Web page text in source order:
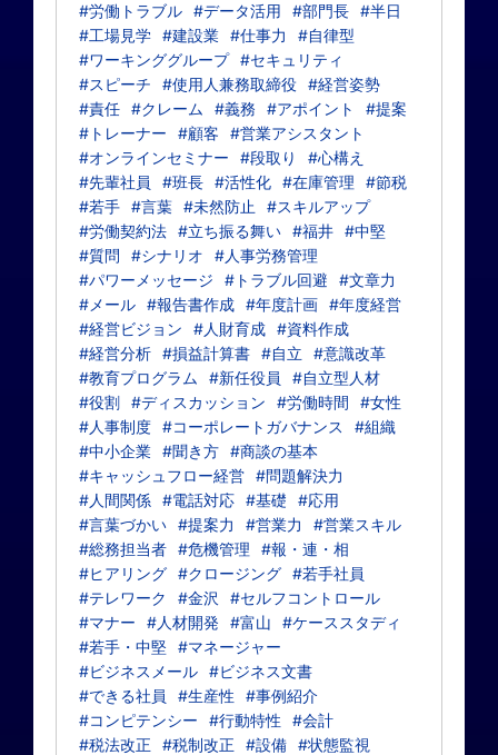
#労働トラブル #データ活用 #部門長 #半日
#工場見学 #建設業 #仕事力
#自律型
#ワーキンググループ #セキュリティ
#スピーチ
#使用人兼務取締役 #経営姿勢
#責任 #クレーム #義務 #アポイント
#提案
#トレーナー
#顧客
#営業アシスタント
#オンラインセミナー
#段取り
#心構え
#先輩社員
#班長 #活性化 #在庫管理
#節税
#若手 #言葉 #未然防止
#スキルアップ
#労働契約法 #立ち振る舞い #福井 #中堅
#質問
#シナリオ
#人事労務管理
#パワーメッセージ
#トラブル回避
#文章力
#メール #報告書作成 #年度計画 #年度経営
#経営ビジョン
#人財育成 #資料作成
#経営分析 #損益計算書 #自立
#意識改革
#教育プログラム
#新任役員
#自立型人材
#役割 #ディスカッション #労働時間
#女性
#人事制度 #コーポレートガバナンス
#組織
#中小企業 #聞き方 #商談の基本
#キャッシュフロー経営 #問題解決力
#人間関係 #電話対応 #基礎
#応用
#言葉づかい #提案力 #営業力
#営業スキル
#総務担当者 #危機管理
#報・連・相
#ヒアリング #クロージング #若手社員
#テレワーク
#金沢
#セルフコントロール
#マナー
#人材開発 #富山
#ケーススタディ
#若手・中堅 #マネージャー
#ビジネスメール #ビジネス文書
#できる社員
#生産性
#事例紹介
#コンピテンシー
#行動特性
#会計
#税法改正
#税制改正 #設備 #状態監視